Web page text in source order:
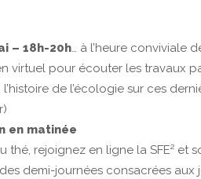
– 18h-20h… à l’heure conviviale
virtuel pour écouter les travaux
de l’écologie sur ces
en matinée
thé, rejoignez en ligne la SFE² et
des demi-journées consacrées